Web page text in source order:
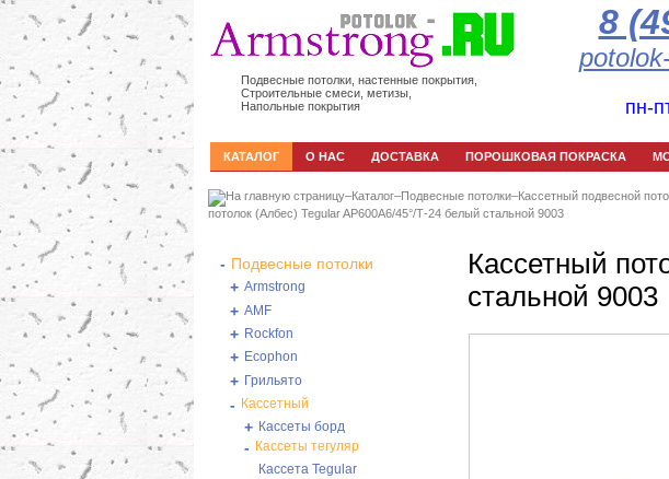
Подвесные потолки, настенные покрытия,
Строительные смеси, метизы,
Напольные покрытия
8
пн-
КАТАЛОГ О НАС ДОСТАВКА ПОРОШКОВАЯ ПОКРАСКА
–Каталог–Подвесные потолки–Кассетный подвесной
потолок (Албес) Tegular AP600A6/45°/Т-24 белый стальной 9003
- Подвесные потолки
+ Armstrong
+ AMF
+ Rockfon
+ Ecophon
+ Грильято
- Кассетный
+ Кассеты борд
- Кассеты тегуляр
Кассета Tegular
Кассетный
стальной 9003